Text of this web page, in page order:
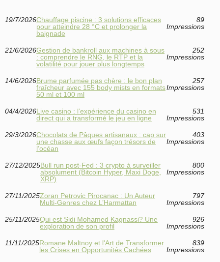
19/7/2026Chauffage piscine : 3 solutions efficaces
pour atteindre 28 °C et prolonger la
baignade
89
Impressions
21/6/2026Gestion de bankroll aux machines à sous
: comprendre le RNG, le RTP et la
volatilité pour jouer plus longtemps
252
Impressions
14/6/2026Brume parfumée pas chère : le bon plan
fraîcheur avec 155 body mists en formats
50 ml et 100 ml
257
Impressions
04/4/2026Live casino : l’expérience du casino en
direct qui a transformé le jeu en ligne
531
Impressions
29/3/2026Chocolats de Pâques artisanaux : cap sur
une chasse aux œufs façon trésors de
l’océan
403
Impressions
27/12/2025Bull run post‑Fed : 3 crypto à surveiller
absolument (Bitcoin Hyper, Maxi Doge,
XRP)
800
Impressions
27/11/2025Zoran Petrovic Pirocanac : Un Auteur
Multi-Genres chez L’Harmattan
797
Impressions
25/11/2025Qui est Sidi Mohamed Kagnassi? Une
exploration de son profil
926
Impressions
11/11/2025Romane Maltnoy et l'Art de Transformer
les Crises en Opportunités Cachées
839
Impressions